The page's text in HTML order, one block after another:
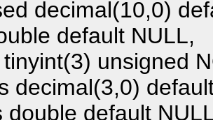
decimal(10,0)
default NULL,
unsigned
decimal(3,0)
double default